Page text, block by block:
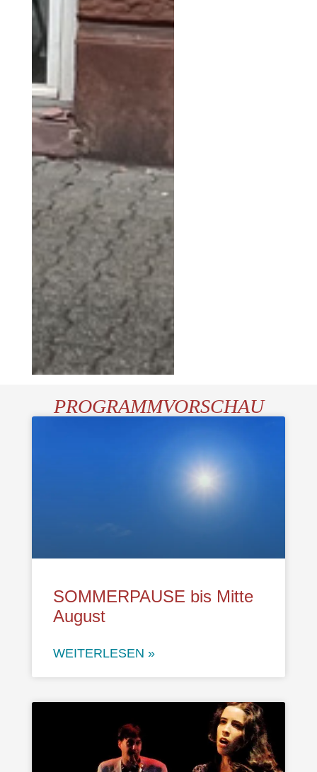
PROGRAMMVORSCHAU
SOMMERPAUSE bis Mitte
August
WEITERLESEN »